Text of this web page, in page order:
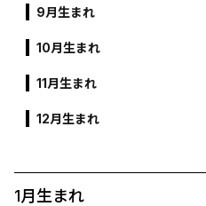
9月生まれ
10月生まれ
11月生まれ
12月生まれ
1月生まれ